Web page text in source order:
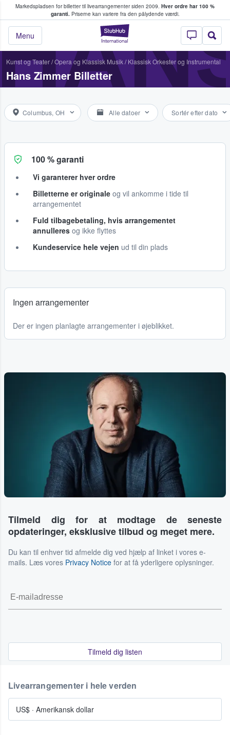
Markedspladsen for billetter til livearrangementer siden 2009. Hver ordre har 100 %
garanti.Priserne kan variere fra den pålydende værdi.
StubHub - Hvor
Menu
køber og sælger billetter
Kunst og Teater/Opera og Klassisk Musik/ Klassisk Orkester og Instrumental
Hans Zimmer Billetter
Columbus, OH Alle datoer Sortér efter dato
100 % garanti
Vi garanterer hver ordre
Billetterne er originale og vil ankomme i tide til
arrangementet
Fuld tilbagebetaling, hvis arrangementet
annulleres og ikke flyttes
Kundeservice hele vejen ud til din plads
Ingen arrangementer
Der er ingen planlagte arrangementer i øjeblikket.
Tilmeld dig for at modtage de seneste
opdateringer, eksklusive tilbud og meget mere.
Du kan til enhver tid afmelde dig ved hjælp af linket i vores e-
mails. Læs vores Privacy Notice for at få yderligere oplysninger.
Tilmeld dig listen
Livearrangementer i hele verden
US$ · Amerikansk dollar